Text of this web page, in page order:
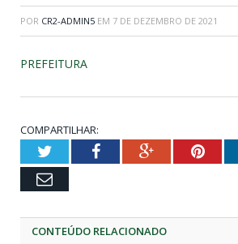
POR CR2-ADMIN5 EM 7 DE DEZEMBRO DE 2021
PREFEITURA
COMPARTILHAR:
TwitterFacebookGoogle+
Email
CONTEÚDO RELACIONADO